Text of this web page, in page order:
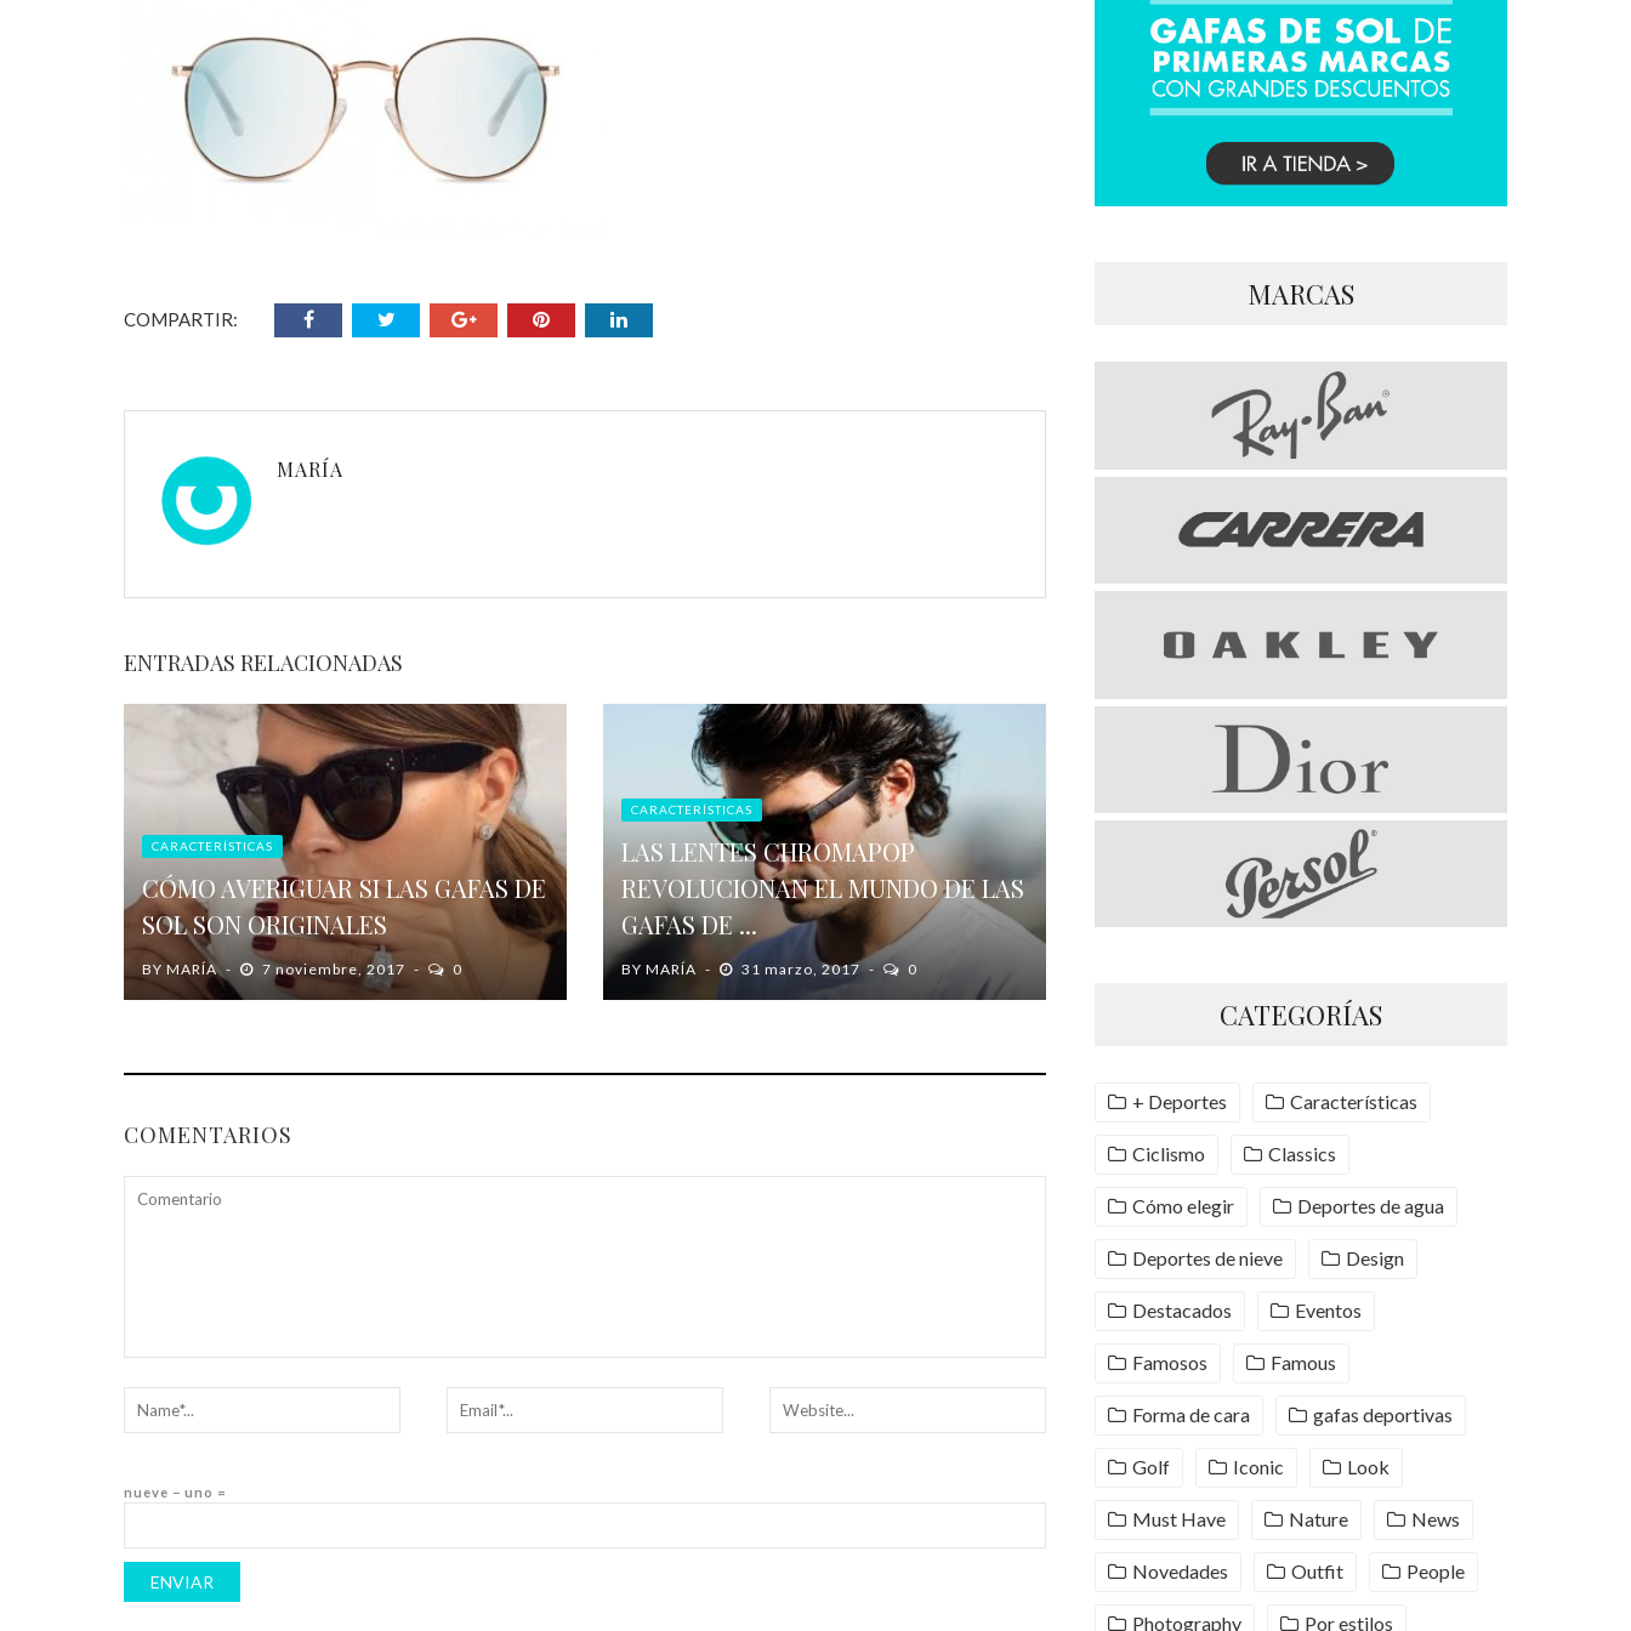
COMPARTIR:
MARÍA
ENTRADAS RELACIONADAS
CARACTERÍSTICAS
CÓMO AVERIGUAR SI LAS GAFAS DE
SOL SON ORIGINALES
BY MARÍA 7 noviembre, 2017 0
CARACTERÍSTICAS
LAS LENTES CHROMAPOP
REVOLUCIONAN EL MUNDO DE LAS
GAFAS DE ...
BYMARÍA 31 marzo, 2017 0
COMENTARIOS
nueve − uno =
MARCAS
CATEGORÍAS
+ Deportes Características
Ciclismo Classics
Cómo elegir Deportes de agua
Deportes de nieve Design
Destacados Eventos
Famosos Famous
Forma de cara gafas deportivas
Golf Iconic Look
Must Have Nature News
Novedades Outfit People
Photography Por estilos